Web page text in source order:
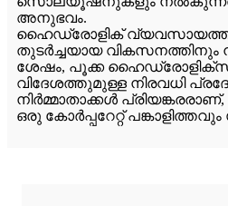
അനുഭവം.
ഹൈഡ്രോളിക്
തുടർച്ചയായ വികസനത്തിനും
ശേഷം, പൂക്ക
വിദേശത്തുമുള്ള നിരവധി
നിർമ്മാതാക്കൾ
ഒരു കോർപ്പറേറ്റ് പങ്കാളിത്തവും